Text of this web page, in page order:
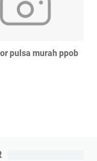
pulsa murah ppob